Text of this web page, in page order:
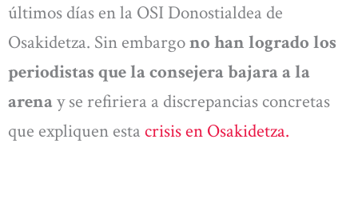
últimos días en la OSI Donostialdea de
Osakidetza. Sin embargono han logrado los
periodistas que la consejera bajara a la
arenay se refiriera a discrepancias concretas
que expliquen esta crisis en Osakidetza.